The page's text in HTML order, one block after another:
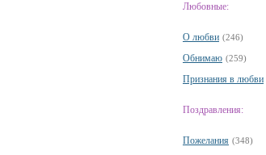
Любовные:
О любви (246)
Обнимаю (259)
Признания в любви
Поздравления:
Пожелания (348)